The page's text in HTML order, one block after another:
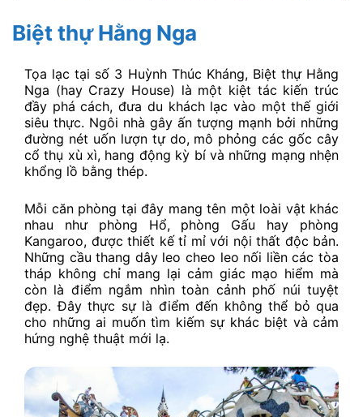
Biệt thự Hằng Nga
Tọa lạc tại số 3 Huỳnh Thúc Kháng, Biệt thự Hằng
Nga (hay Crazy House) là một kiệt tác kiến trúc
đầy phá cách, đưa du khách lạc vào một thế giới
siêu thực. Ngôi nhà gây ấn tượng mạnh bởi những
đường nét uốn lượn tự do, mô phỏng các gốc cây
cổ thụ xù xì, hang động kỳ bí và những mạng nhện
khổng lồ bằng thép.
Mỗi căn phòng tại đây mang tên một loài vật khác
nhau như phòng Hổ, phòng Gấu hay phòng
Kangaroo, được thiết kế tỉ mỉ với nội thất độc bản.
Những cầu thang dây leo cheo leo nối liền các tòa
tháp không chỉ mang lại cảm giác mạo hiểm mà
còn là điểm ngắm nhìn toàn cảnh phố núi tuyệt
đẹp. Đây thực sự là điểm đến không thể bỏ qua
cho những ai muốn tìm kiếm sự khác biệt và cảm
hứng nghệ thuật mới lạ.